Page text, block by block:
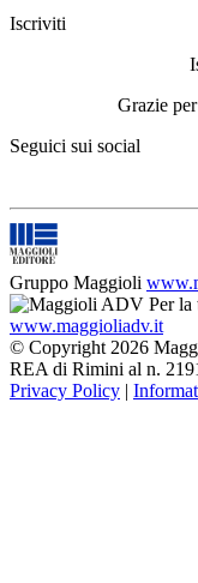
Iscriviti
Grazie
Seguici sui social
Gruppo Maggioli
Per la
www.maggioliadv.it
© Copyright 2026
REA di Rimini al n.
Privacy Policy |